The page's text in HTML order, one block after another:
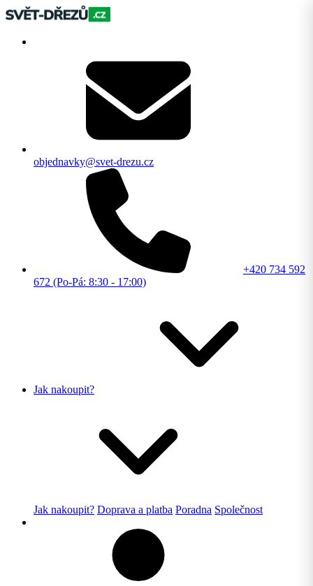
objednavky@svet-drezu.cz
+420 734 592
672 (Po-Pá: 8:30 - 17:00)
Jak nakoupit?
Jak nakoupit? Doprava a platba Poradna Společnost